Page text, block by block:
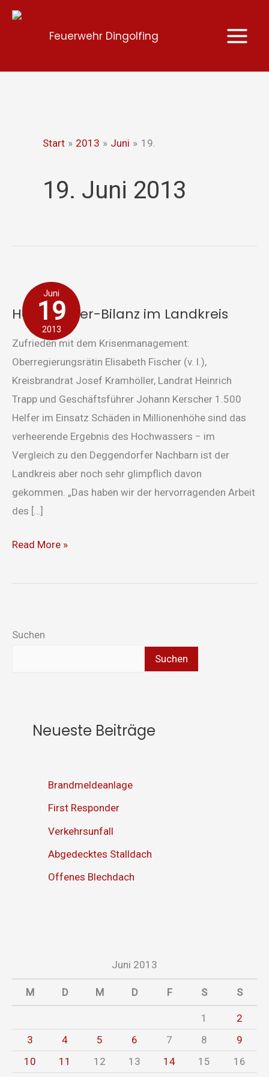
Zum
Feuerwehr Dingolfing
Start 2013 Juni 19.
19. Juni 2013
Juni
19
2013
Hochwasser-Bilanz im Landkreis
Zufrieden mit dem Krisenmanagement:
Oberregierungsrätin Elisabeth Fischer (v. l.),
Kreisbrandrat Josef Kramhöller, Landrat Heinrich
Trapp und Geschäftsführer Johann Kerscher 1.500
Helfer im Einsatz Schäden in Millionenhöhe sind das
verheerende Ergebnis des Hochwassers − im
Vergleich zu den Deggendorfer Nachbarn ist der
Landkreis aber noch sehr glimpflich davon
gekommen. „Das haben wir der hervorragenden Arbeit
des […]
Hochwasser-
Bilanz
im
Landkreis
Read More »
Suchen
Suchen
Neueste Beiträge
Brandmeldeanlage
First Responder
Verkehrsunfall
Abgedecktes Stalldach
Offenes Blechdach
Juni 2013
M D M D F S S
1
2
3
4 5 6 7 8
9
10
11 12 13 14 15
16